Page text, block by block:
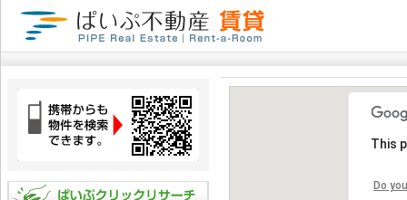
This
Do